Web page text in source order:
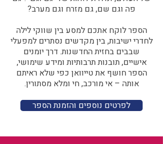
פה וגם שם, גם מזרח וגם מערב?​​
הספר לוקח אתכם למסע בין שווקי לילה
לחדרי ישיבות, בין מקדשים נסתרים למפעלי
שבבים בחזית החדשנות. דרך יומנים
אישיים, תובנות תרבותיות ומידע שימושי,
הספר חושף את טייוואן כפי שלא ראיתם
אותה – אי מורכב, חי ומלא מסתורין.
לפרטים נוספים והזמנת הספר